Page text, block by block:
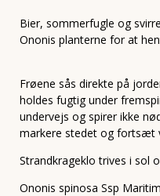
Bier, sommerfugle og
Ononis planterne for at
Frøene sås direkte på
holdes fugtig under
undervejs og spirer ikke
markere stedet og fortsæt
Strandkrageklo trives i sol
Ononis spinosa Ssp